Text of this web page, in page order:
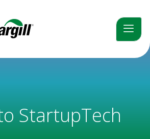
StartupTech